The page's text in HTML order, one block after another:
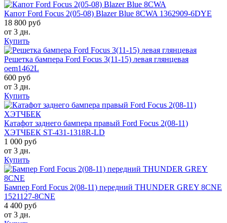
Капот Ford Focus 2(05-08) Blazer Blue 8CWA 1362909-6DYE
18 800 руб
от 3 дн.
Купить
Решетка бампера Ford Focus 3(11-15) левая глянцевая
oem1462L
600 руб
от 3 дн.
Купить
Катафот заднего бампера правый Ford Focus 2(08-11)
ХЭТЧБЕК ST-431-1318R-LD
1 000 руб
от 3 дн.
Купить
Бампер Ford Focus 2(08-11) передний THUNDER GREY 8CNE
1521127-8CNE
4 400 руб
от 3 дн.